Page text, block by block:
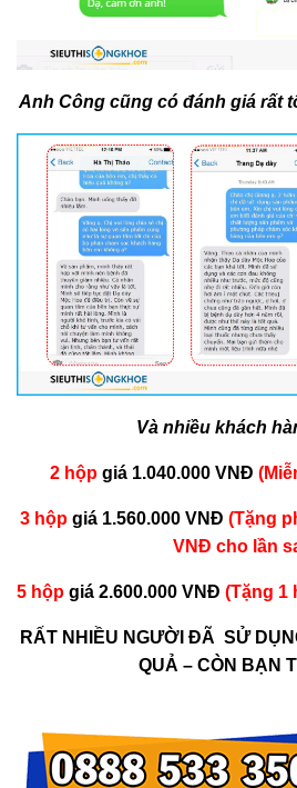
Anh Công cũng có đánh giá rất
Và nhiều khách
2 hộpgiá 1.040.000 VNĐ
3 hộp giá 1.560.000 VNĐ (Tặng
VNĐ cho lần
5 hộp giá 2.600.000 VNĐ (Tặng 1
RẤT NHIỀU NGƯỜI ĐÃ SỬ
QUẢ – CÒN BẠN